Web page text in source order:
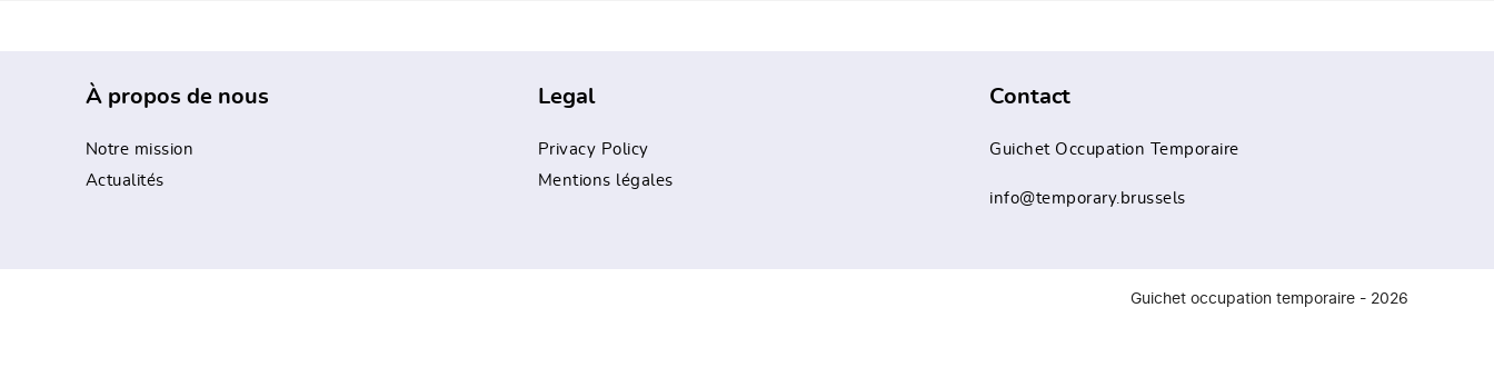
À propos de nous
Notre mission
Actualités
Legal
Privacy Policy
Mentions légales
Contact
Guichet Occupation Temporaire
info@temporary.brussels
Guichet occupation temporaire - 2026